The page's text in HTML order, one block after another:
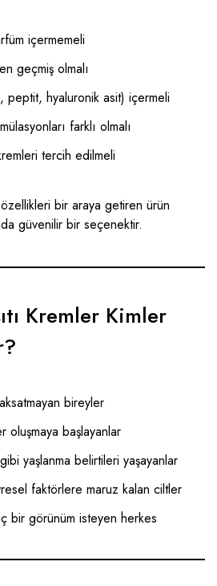
içermemeli
geçmiş olmalı
peptit, hyaluronik asit) içermeli
farklı olmalı
tercih edilmeli
bir araya getiren ürün
güvenilir bir seçenektir.
Kremler Kimler
bireyler
başlayanlar
yaşlanma belirtileri yaşayanlar
faktörlere maruz kalan ciltler
bir görünüm isteyen herkes